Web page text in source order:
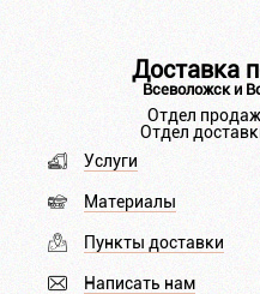
Доставка
Всеволожск и
Отдел
Отдел
Услуги
Материалы
Пункты доставки
Написать нам